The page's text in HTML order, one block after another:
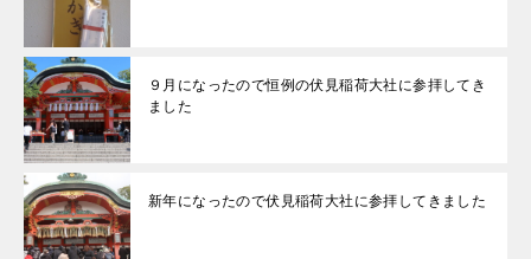
９月になったので恒例の伏見稲荷大社に参拝してき
ました
新年になったので伏見稲荷大社に参拝してきました